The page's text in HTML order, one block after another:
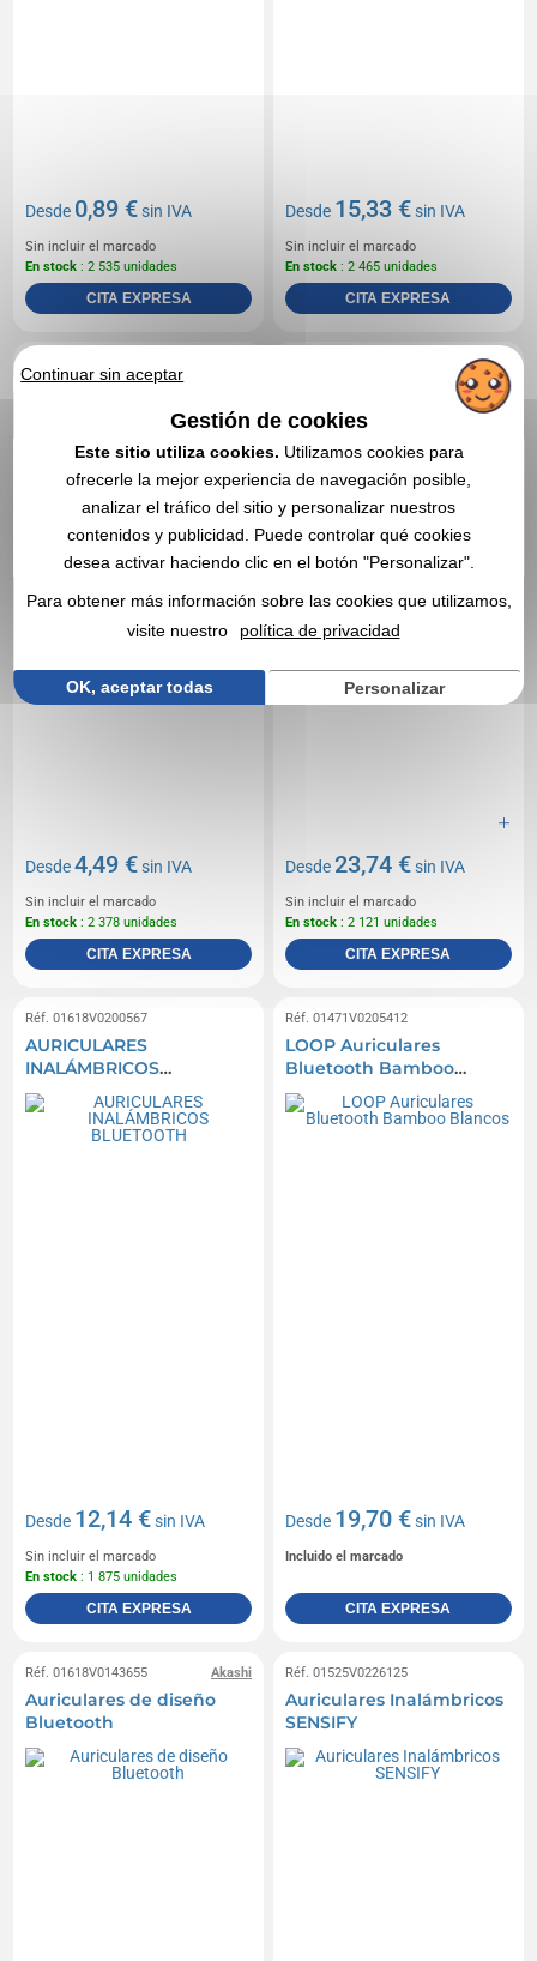
Desde 0,89 €sin IVA
Sin incluir el marcado
En stock : 2 535 unidades
CITA EXPRESA
Desde 15,33 €sin IVA
Sin incluir el marcado
En stock : 2 465 unidades
CITA EXPRESA
Auriculares de bambú
Desde4,49 €sin IVA
Sin incluir el marcado
En stock : 2 378 unidades
CITA EXPRESA
Auriculares TWS de
plástico reciclado RCS y
bambú
Desde23,74 €sin IVA
Sin incluir el marcado
En stock : 2 121 unidades
CITA EXPRESA
Réf. 01618V0200567
AURICULARES
INALÁMBRICOS
BLUETOOTH
Desde 12,14 €sin IVA
Sin incluir el marcado
En stock : 1 875 unidades
CITA EXPRESA
Réf. 01471V0205412
LOOP Auriculares
Bluetooth Bamboo
Blancos
Desde 19,70 €sin IVA
Incluido el marcado
CITA EXPRESA
Akashi
Réf. 01618V0143655
Auriculares de diseño
Bluetooth
Réf. 01525V0226125
Auriculares Inalámbricos
SENSIFY
Continuar sin aceptar
Gestión de cookies
Este sitio utiliza cookies. Utilizamos cookies para
ofrecerle la mejor experiencia de navegación posible,
analizar el tráfico del sitio y personalizar nuestros
contenidos y publicidad. Puede controlar qué cookies
desea activar haciendo clic en el botón "Personalizar".
Para obtener más información sobre las cookies que utilizamos,
visite nuestro
política de privacidad
OK, aceptar todas Personalizar